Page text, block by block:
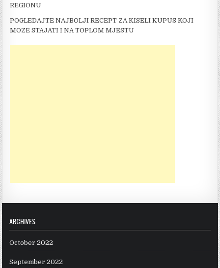
REGIONU
POGLEDAJTE NAJBOLJI RECEPT ZA KISELI KUPUS KOJI
MOZE STAJATI I NA TOPLOM MJESTU
ARCHIVES
October 2022
September 2022